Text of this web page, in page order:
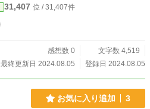
31,407 位 / 31,407件
感想数 0
文字数 4,519
最終更新日 2024.08.05
登録日 2024.08.05
お気に入り追加 3